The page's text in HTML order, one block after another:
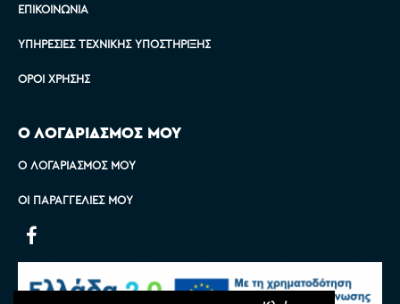
ΕΠΙΚΟΙΝΩΝΊΑ
ΥΠΗΡΕΣΊΕΣ ΤΕΧΝΙΚΉΣ ΥΠΟΣΤΉΡΙΞΗΣ
ΌΡΟΙ ΧΡΉΣΗΣ
Ο ΛΟΓΑΡΙΑΣΜΟΣ ΜΟΥ
Ο ΛΟΓΑΡΙΑΣΜΌΣ ΜΟΥ
ΟΙ ΠΑΡΑΓΓΕΛΊΕΣ ΜΟΥ